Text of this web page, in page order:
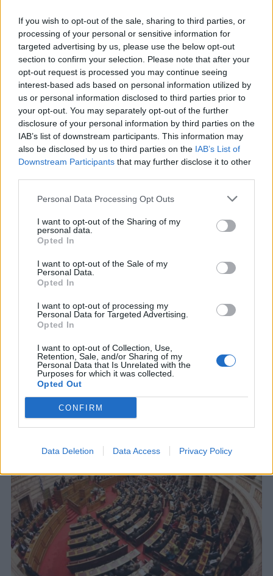
If you wish to opt-out of the sale, sharing to third parties, or
processing of your personal or sensitive information for
targeted advertising by us, please use the below opt-out
section to confirm your selection. Please note that after your
opt-out request is processed you may continue seeing
interest-based ads based on personal information utilized by
us or personal information disclosed to third parties prior to
your opt-out. You may separately opt-out of the further
disclosure of your personal information by third parties on the
IAB’s list of downstream participants. This information may
also be disclosed by us to third parties on the IAB’s List of
Downstream Participants that may further disclose it to other
Personal Data Processing Opt Outs
I want to opt-out of the Sharing of my
personal data.
Opted In
I want to opt-out of the Sale of my
Personal Data.
Opted In
I want to opt-out of processing my
Personal Data for Targeted Advertising.
Opted In
I want to opt-out of Collection, Use,
Retention, Sale, and/or Sharing of my
Personal Data that Is Unrelated with the
Purposes for which it was collected.
Opted Out
CONFIRM
Data Deletion Data Access Privacy Policy
Γιούνκερ, Τσίπρας, Ζάεφ και Όρμπαν:
Στην ολομέλεια του Ευρωκοινοβουλίου
την ερχόμενη εβδομάδα
9 ΣΕΠ. 2018, 21:55